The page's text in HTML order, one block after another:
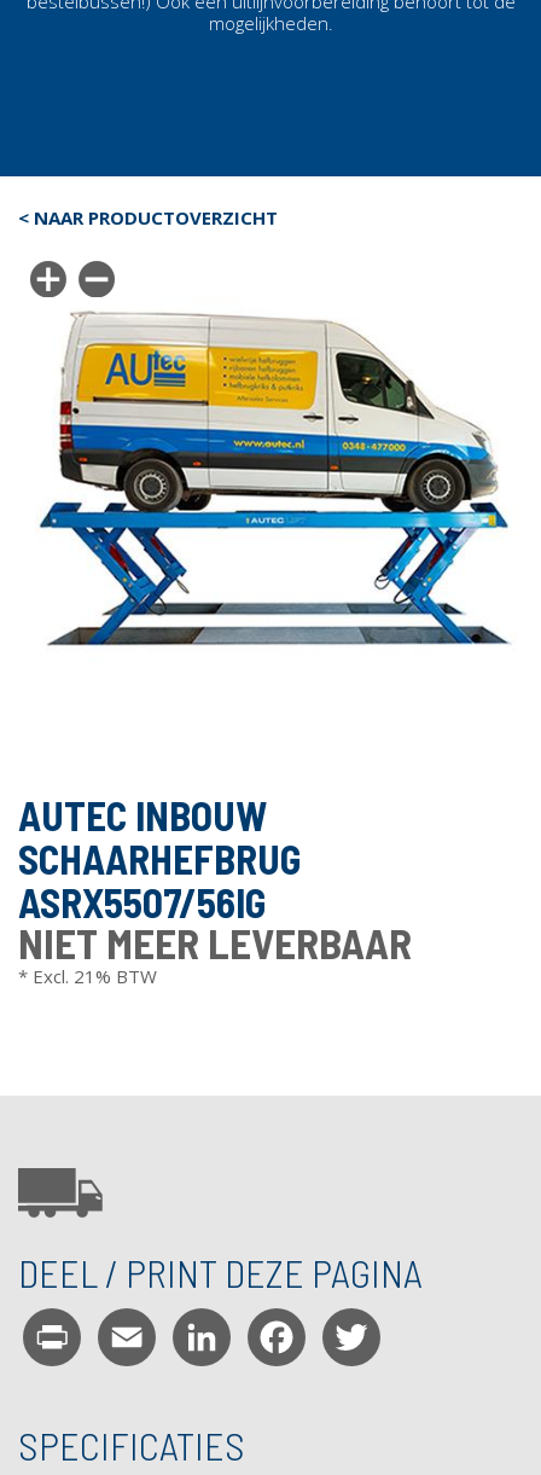
mogelijkheden.
< NAAR PRODUCTOVERZICHT
AUTEC INBOUW
SCHAARHEFBRUG
ASRX5507/56IG
NIET MEER LEVERBAAR
* Excl. 21% BTW
DEEL / PRINT DEZE PAGINA
Print Email LinkedInFacebook
SPECIFICATIES